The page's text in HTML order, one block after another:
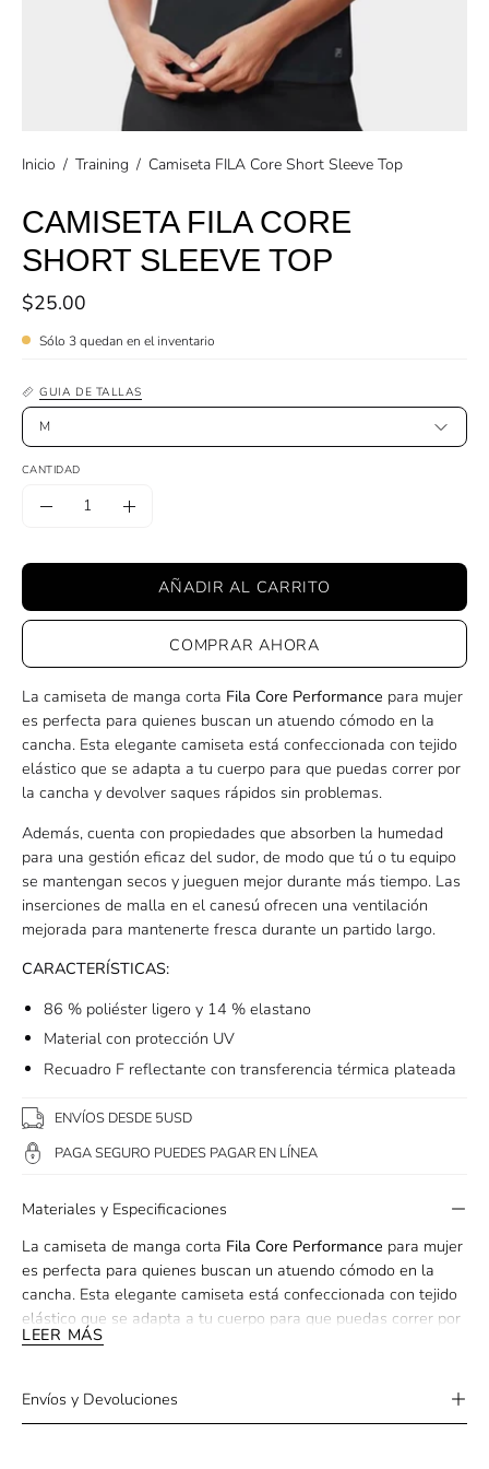
Inicio / Training / Camiseta FILA Core Short Sleeve Top
CAMISETA FILA CORE
SHORT SLEEVE TOP
$25.00
Sólo 3quedan en el inventario
GUIA DE TALLAS
M
CANTIDAD
Cantidad
Aumentar
cantidad
AÑADIR AL CARRITO
COMPRAR AHORA
La camiseta de manga corta Fila Core Performance para mujer
es perfecta para quienes buscan un atuendo cómodo en la
cancha. Esta elegante camiseta está confeccionada con tejido
elástico que se adapta a tu cuerpo para que puedas correr por
la cancha y devolver saques rápidos sin problemas.
Además, cuenta con propiedades que absorben la humedad
para una gestión eficaz del sudor, de modo que tú o tu equipo
se mantengan secos y jueguen mejor durante más tiempo. Las
inserciones de malla en el canesú ofrecen una ventilación
mejorada para mantenerte fresca durante un partido largo.
CARACTERÍSTICAS:
86 % poliéster ligero y 14 % elastano
Material con protección UV
Recuadro F reflectante con transferencia térmica plateada
ENVÍOS DESDE 5USD
PAGA SEGURO PUEDES PAGAR EN LÍNEA
Materiales y Especificaciones
La camiseta de manga corta Fila Core Performance para mujer
es perfecta para quienes buscan un atuendo cómodo en la
cancha. Esta elegante camiseta está confeccionada con tejido
elástico que se adapta a tu cuerpo para que puedas correr por
la cancha y devolver saques rápidos sin problemas.
para una gestión eficaz del sudor, de modo que tú o tu equipo
se mantengan secos y jueguen mejor durante más tiempo. Las
LEER MÁS
Envíos y Devoluciones